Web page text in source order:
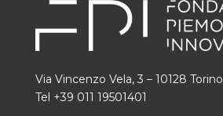
Via Vincenzo Vela, 3 – 10128 Torino
Tel +39 011 19501401